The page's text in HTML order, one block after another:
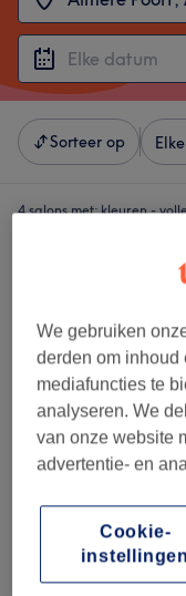
Sorteer op
4 salons met:kleuren -
Yensi Style
4,6
We gebruiken
derden om inhoud
mediafuncties te
analyseren. We
van onze website
advertentie- en
Cookie-
instellingen